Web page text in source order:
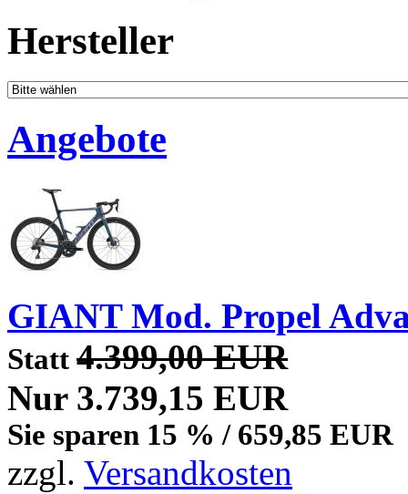
Hersteller
Angebote
GIANT Mod. Propel
Statt 4.399,00 EUR
Nur 3.739,15 EUR
Sie sparen 15 % / 659,85 EUR
zzgl. Versandkosten